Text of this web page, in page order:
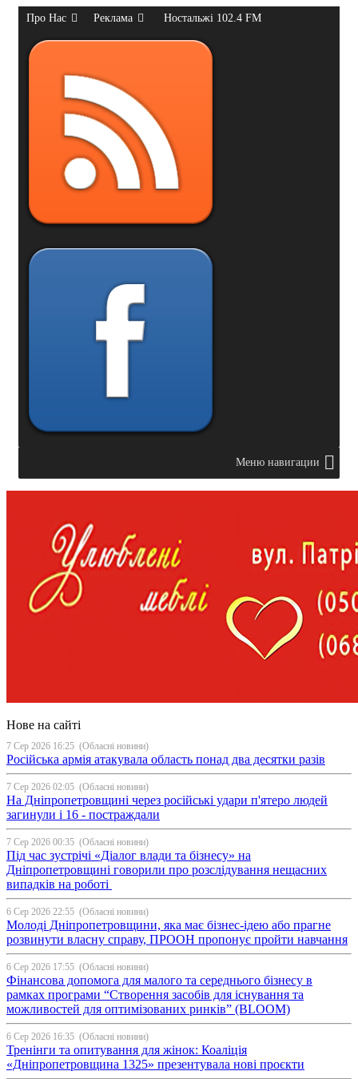
Про Нас Реклама Ностальжі 102.4 FM
Меню навигации
Нове на сайті
7 Сер 2026 16:25 (Обласні новини)
Російська армія атакувала область понад два десятки разів
7 Сер 2026 02:05 (Обласні новини)
На Дніпропетровщині через російські удари п'ятеро людей
загинули і 16 - постраждали
7 Сер 2026 00:35 (Обласні новини)
Під час зустрічі «Діалог влади та бізнесу» на
Дніпропетровщині говорили про розслідування нещасних
випадків на роботі
6 Сер 2026 22:55 (Обласні новини)
Молоді Дніпропетровщини, яка має бізнес-ідею або прагне
розвинути власну справу, ПРООН пропонує пройти навчання
6 Сер 2026 17:55 (Обласні новини)
Фінансова допомога для малого та середнього бізнесу в
рамках програми “Створення засобів для існування та
можливостей для оптимізованих ринків” (BLOOM)
6 Сер 2026 16:35 (Обласні новини)
Тренінги та опитування для жінок: Коаліція
«Дніпропетровщина 1325» презентувала нові проєкти